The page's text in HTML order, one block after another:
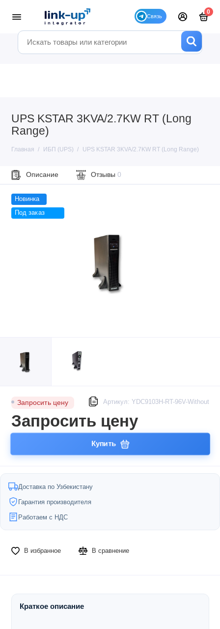
0
UPS KSTAR 3KVA/2.7KW RT (Long
Range)
Главная ИБП (UPS) UPS KSTAR 3KVA/2.7KW RT (Long Range)
Описание Отзывы 0
Новинка
Под заказ
Запросить цену Артикул: YDC9103H-RT-96V-Without
Запросить цену
Купить
Доставка по Узбекистану
Гарантия производителя
Работаем с НДС
В избранное В сравнение
Краткое описание